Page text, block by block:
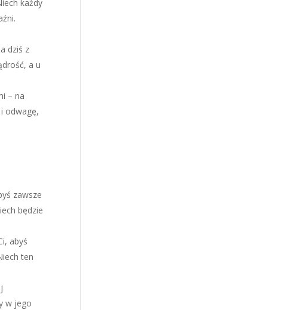
każdy
dziś z
a u
– na
odwagę,
zawsze
będzie
abyś
ten
w jego